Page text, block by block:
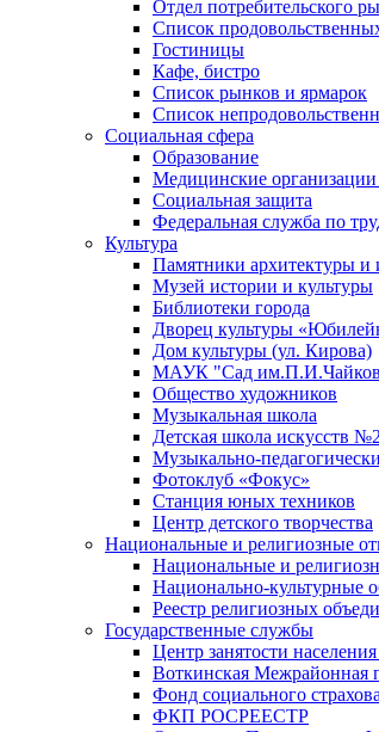
Отдел потребительского
Список
Гостиницы
Кафе, бистро
Cписок рынков и ярмарок
Список
Социальная сфера
Образование
Медицинские организации
Социальная защита
Федеральная служба по
Культура
Памятники архитектуры и
Музей истории и культуры
Библиотеки города
Дворец культуры
Дом культуры (ул. Кирова)
МАУК "Сад
Общество художников
Музыкальная школа
Детская школа искусств №2
Музыкально-
Фотоклуб «Фокус»
Станция юных техников
Центр детского творчества
Национальные и религиозные
Национальные и
Национально-культурные
Реестр религиозных
Государственные службы
Центр занятости
Воткинская Межрайонная
Фонд социального
ФКП РОСРЕЕСТР